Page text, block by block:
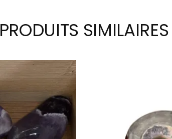
PRODUITS SIMILAIRES